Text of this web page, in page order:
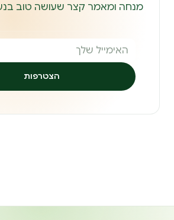
מנחה ומאמר קצר שעושה טוב
הצטרפות